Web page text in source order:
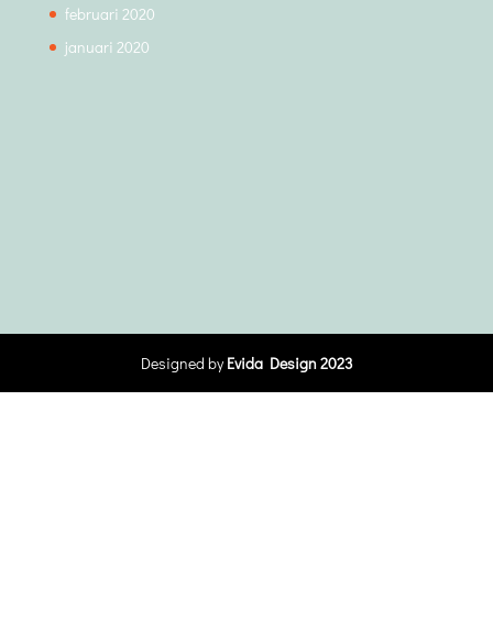
februari 2020
januari 2020
Designed byEvida Design 2023